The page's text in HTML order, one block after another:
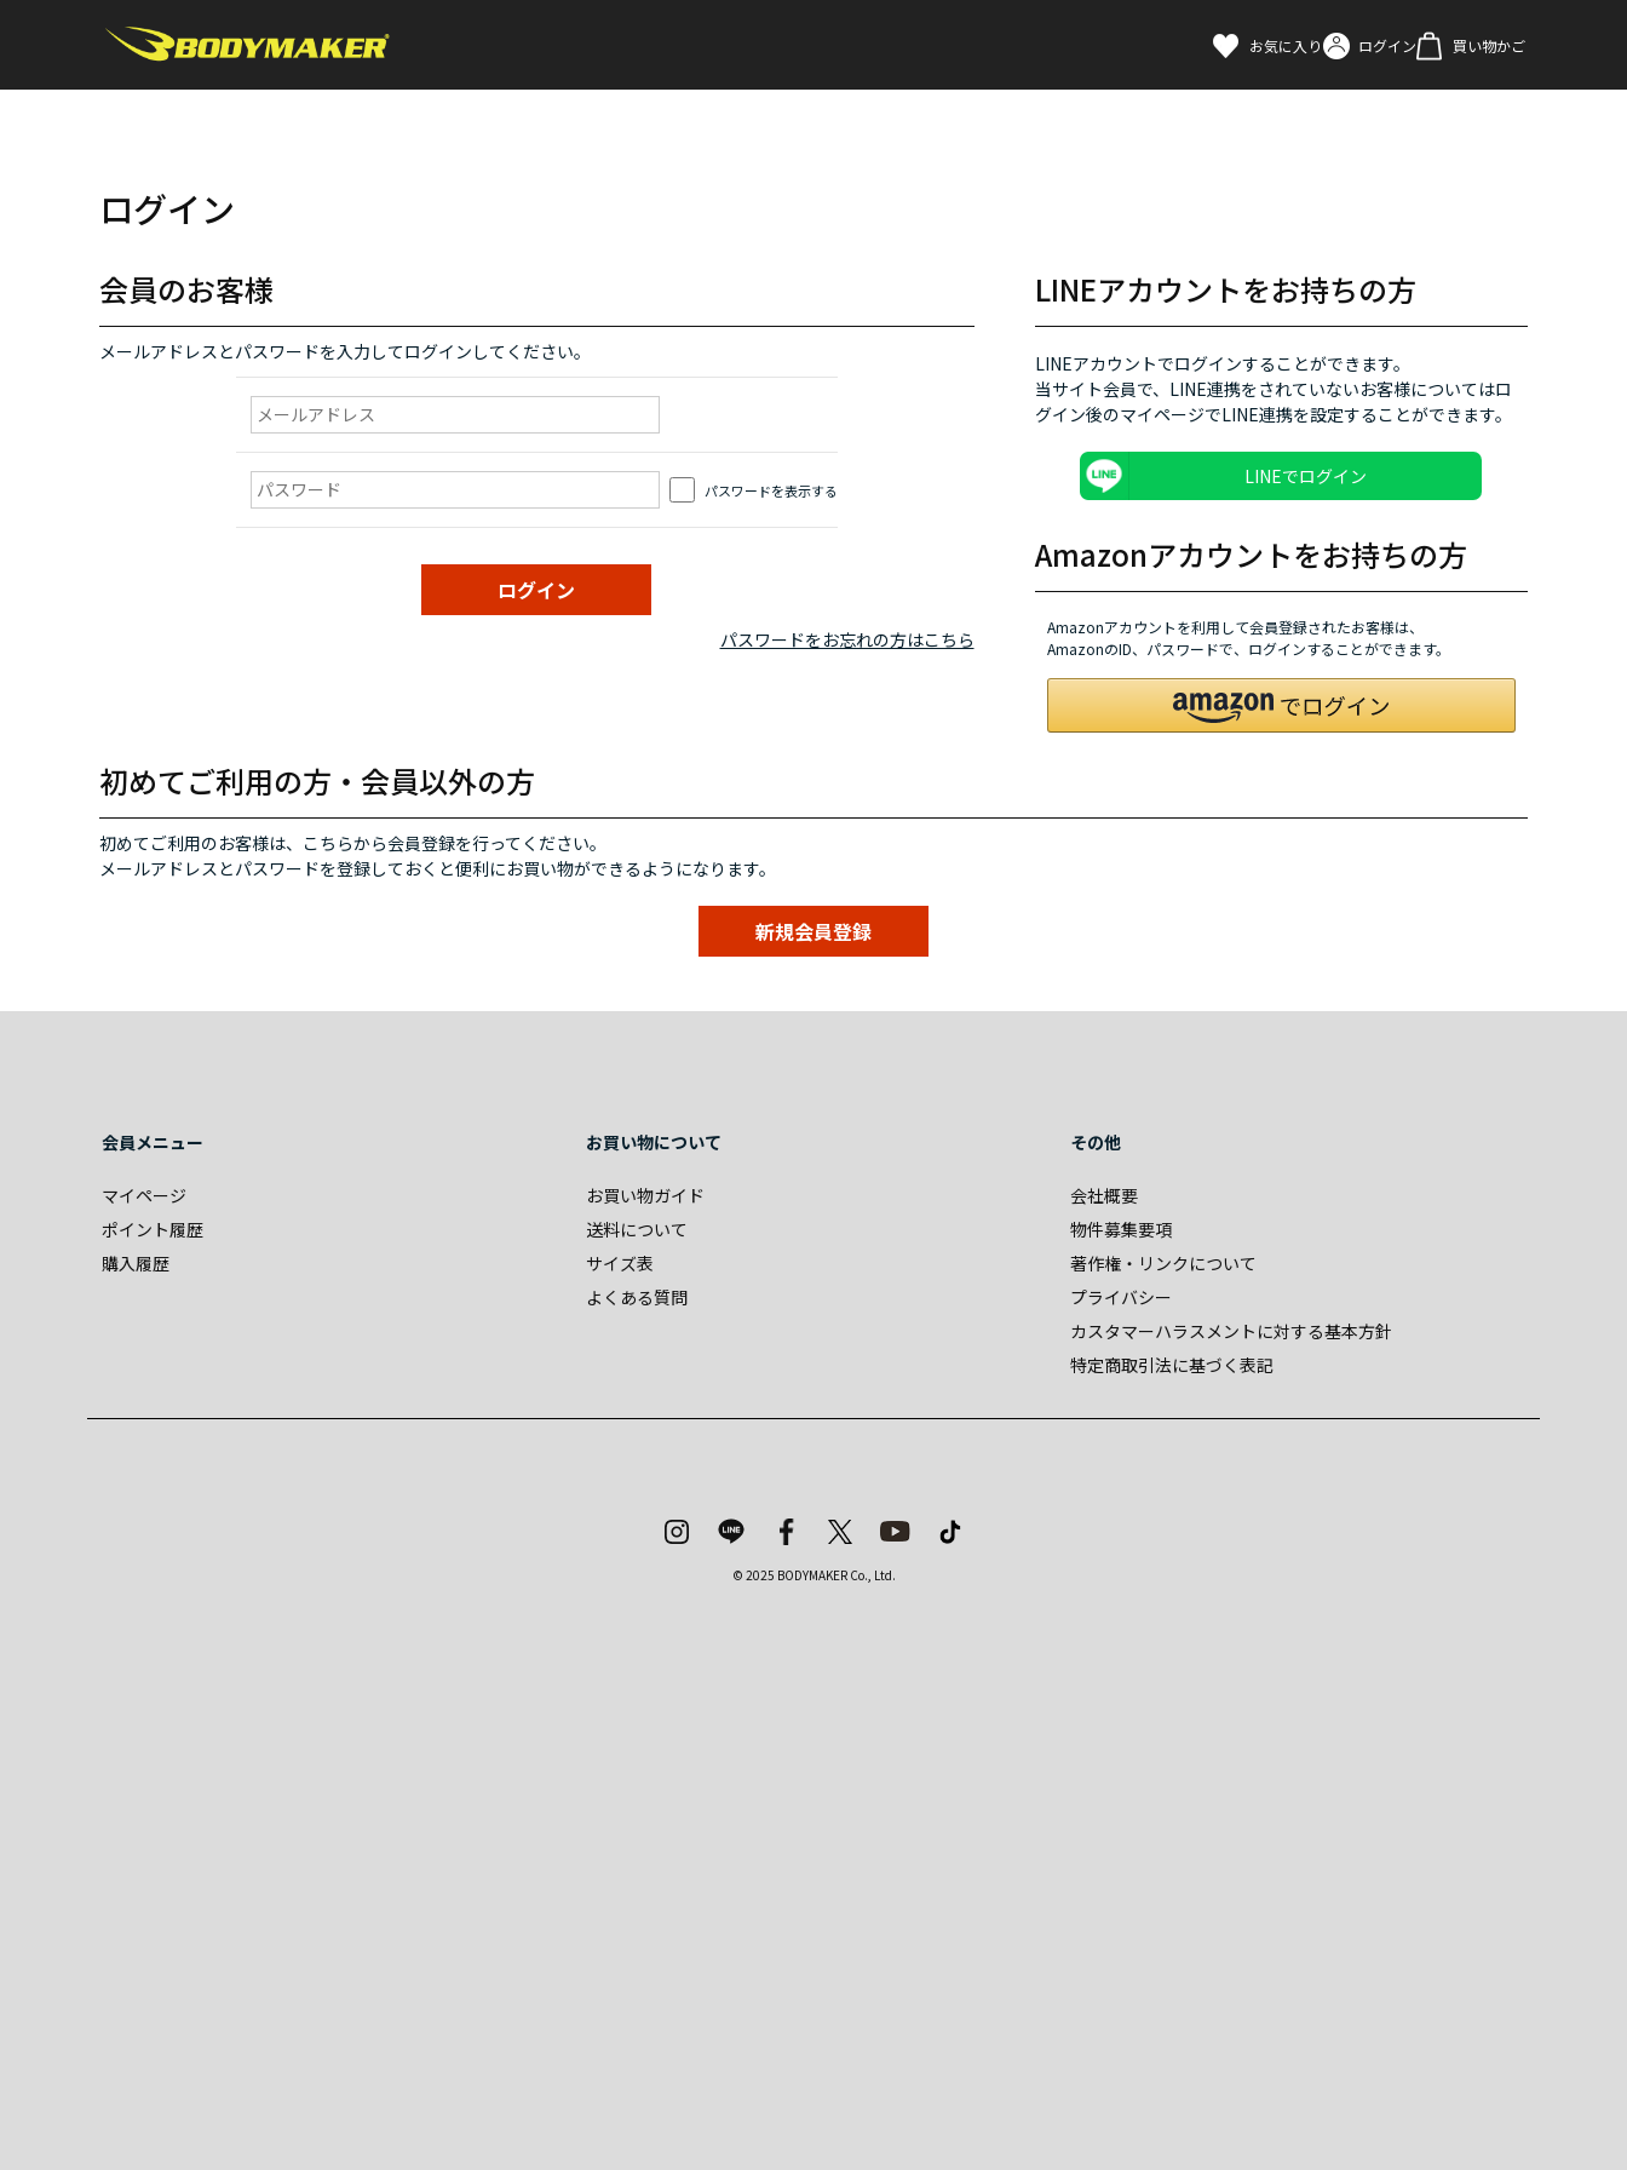
お気に入り ログイン 買い物かご
ログイン
会員のお客様
メールアドレスとパスワードを入力してログインしてください。
パスワードを表示する
パスワードをお忘れの方はこちら
LINEアカウントをお持ちの方
LINEアカウントでログインすることができます。
当サイト会員で、LINE連携をされていないお客様についてはロ
グイン後のマイページでLINE連携を設定することができます。
LINEでログイン
Amazonアカウントをお持ちの方
Amazonアカウントを利用して会員登録されたお客様は、
AmazonのID、パスワードで、ログインすることができます。
初めてご利用の方・会員以外の方
初めてご利用のお客様は、こちらから会員登録を行ってください。
メールアドレスとパスワードを登録しておくと便利にお買い物ができるようになります。
会員メニュー
マイページ
ポイント履歴
購入履歴
お買い物について
お買い物ガイド
送料について
サイズ表
よくある質問
その他
会社概要
物件募集要項
著作権・リンクについて
プライバシー
カスタマーハラスメントに対する基本方針
特定商取引法に基づく表記
© 2025 BODYMAKER Co., Ltd.